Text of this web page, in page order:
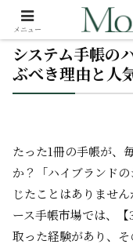
システム手帳の
ぶべき理由と人
たった1冊の手帳が、
か？「ハイブランド
じたことはありませ
ース手帳市場では、
取った経験があり、
メニュー